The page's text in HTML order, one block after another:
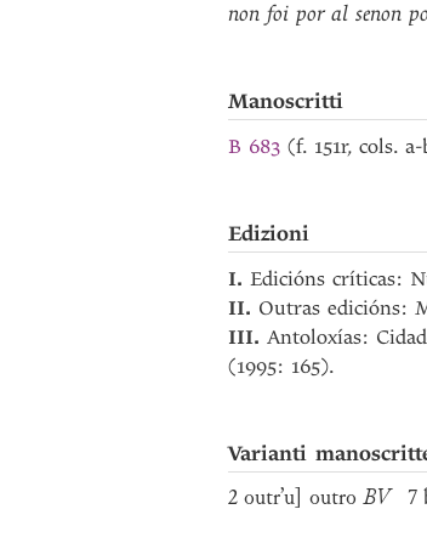
non foi por al senon
Manoscritti
B 683 (f. 151r, cols.
Edizioni
I. Edicións críticas:
II. Outras edicións:
III. Antoloxías:
(1995: 165).
Varianti
2 outr’u] outro BV 7